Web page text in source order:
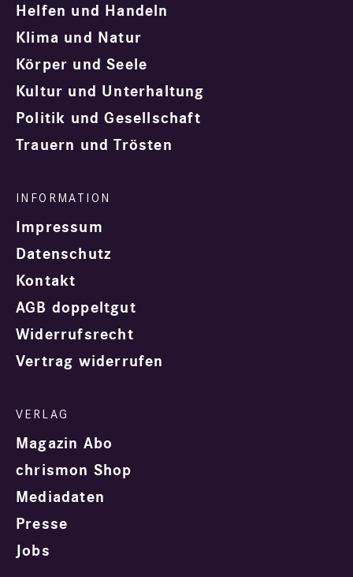
Helfen und Handeln
Klima und Natur
Körper und Seele
Kultur und Unterhaltung
Politik und Gesellschaft
Trauern und Trösten
Impressum
Datenschutz
Kontakt
AGB doppeltgut
Widerrufsrecht
Vertrag widerrufen
Magazin Abo
chrismon Shop
Mediadaten
Presse
Jobs